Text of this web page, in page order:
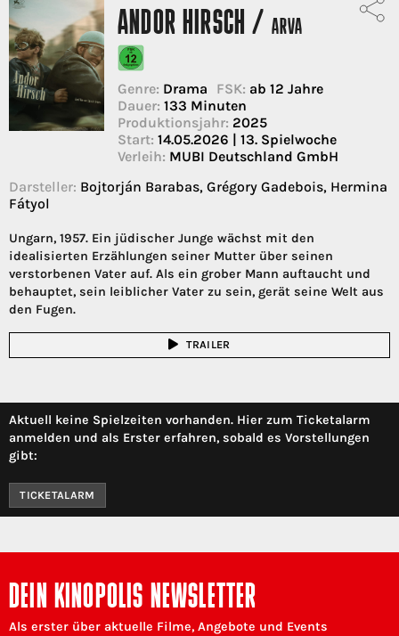
ANDOR HIRSCH / ARVA
Genre: Drama FSK: ab 12 Jahre
Dauer: 133 Minuten
Produktionsjahr: 2025
Start: 14.05.2026 | 13. Spielwoche
Verleih: MUBI Deutschland GmbH
Darsteller: Bojtorján Barabas, Grégory Gadebois, Hermina
Fátyol
Ungarn, 1957. Ein jüdischer Junge wächst mit den
idealisierten Erzählungen seiner Mutter über seinen
verstorbenen Vater auf. Als ein grober Mann auftaucht und
behauptet, sein leiblicher Vater zu sein, gerät seine Welt aus
den Fugen.
TRAILER
Aktuell keine Spielzeiten vorhanden. Hier zum Ticketalarm
anmelden und als Erster erfahren, sobald es Vorstellungen
gibt:
TICKETALARM
DEIN KINOPOLIS NEWSLETTER
Als erster über aktuelle Filme, Angebote und Events